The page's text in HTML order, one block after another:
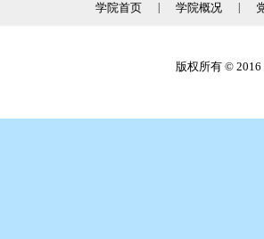
学院首页 学院概况
版权所有 © 2016